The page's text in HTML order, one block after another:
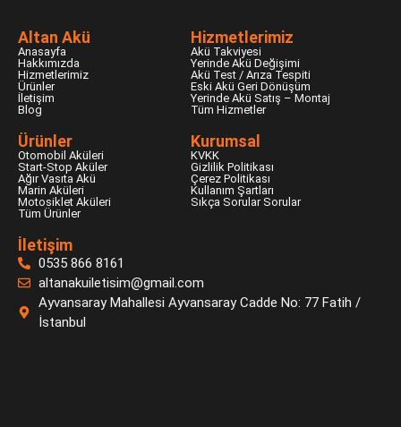
Altan Akü
Anasayfa
Hakkımızda
Hizmetlerimiz
Ürünler
İletişim
Blog
Hizmetlerimiz
Akü Takviyesi
Yerinde Akü Değişimi
Akü Test / Arıza Tespiti
Eski Akü Geri Dönüşüm
Yerinde Akü Satış – Montaj
Tüm Hizmetler
Ürünler
Otomobil Aküleri
Start-Stop Aküler
Ağır Vasıta Akü
Marin Aküleri
Motosiklet Aküleri
Tüm Ürünler
Kurumsal
KVKK
Gizlilik Politikası
Çerez Politikası
Kullanım Şartları
Sıkça Sorular Sorular
İletişim
0535 866 8161
altanakuiletisim@gmail.com
Ayvansaray Mahallesi Ayvansaray Cadde No: 77 Fatih /
İstanbul